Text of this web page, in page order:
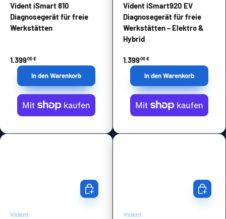
Vident iSmart 810
Diagnosegerät für freie
Werkstätten
1.39900 €
In den Warenkorb
Vident iSmart920 EV
Diagnosegerät für freie
Werkstätten – Elektro &
Hybrid
1.39900 €
In den Warenkorb
Vident
In den Warenkorb
Vident
In den